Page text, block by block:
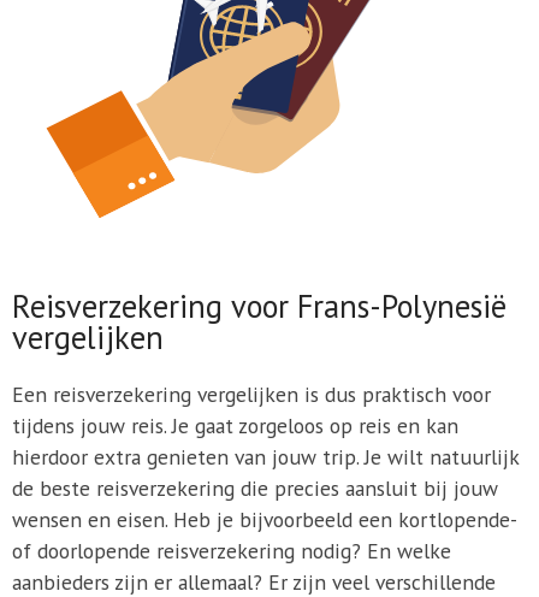
Reisverzekering voor Frans-Polynesië
vergelijken
Een reisverzekering vergelijken is dus praktisch voor
tijdens jouw reis. Je gaat zorgeloos op reis en kan
hierdoor extra genieten van jouw trip. Je wilt natuurlijk
de beste reisverzekering die precies aansluit bij jouw
wensen en eisen. Heb je bijvoorbeeld een kortlopende-
of doorlopende reisverzekering nodig? En welke
aanbieders zijn er allemaal? Er zijn veel verschillende